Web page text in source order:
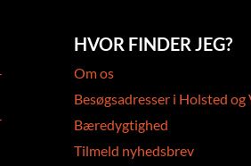
HVOR FINDER JEG?
Om os
Besøgsadresser i Holsted og
Bæredygtighed
Tilmeld nyhedsbrev